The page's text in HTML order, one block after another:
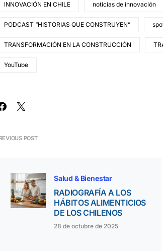
INNOVACIÓN EN CHILE noticias de innovación
PODCAST “HISTORIAS QUE CONSTRUYEN”
TRANSFORMACIÓN EN LA CONSTRUCCIÓN
YouTube
POST
Salud & Bienestar
RADIOGRAFÍA A LOS
HÁBITOS ALIMENTICIOS
DE LOS CHILENOS
28 de octubre de 2025